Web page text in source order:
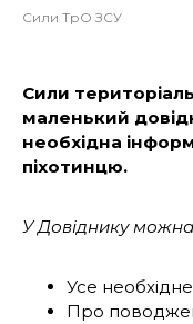
Сили ТрО ЗСУ
Сили
маленький
необхідна
піхотинцю.
У Довіднику
Усе
Про